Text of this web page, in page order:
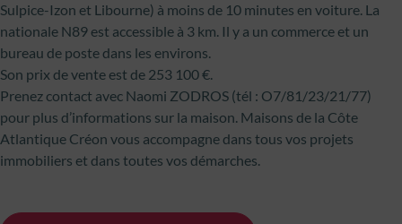
Sulpice-Izon et Libourne) à moins de 10 minutes en voiture. La
nationale N89 est accessible à 3 km. Il y a un commerce et un
bureau de poste dans les environs.
Son prix de vente est de 253 100 €.
Prenez contact avec Naomi ZODROS (tél : O7/81/23/21/77)
pour plus d’informations sur la maison. Maisons de la Côte
Atlantique Créon vous accompagne dans tous vos projets
immobiliers et dans toutes vos démarches.